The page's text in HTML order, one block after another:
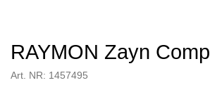
RAYMON Zayn Comp
Art. NR: 1457495